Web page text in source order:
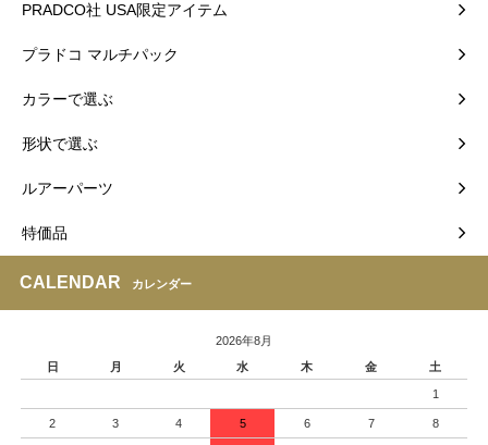
PRADCO社 USA限定アイテム
プラドコ マルチパック
カラーで選ぶ
形状で選ぶ
ルアーパーツ
特価品
CALENDAR カレンダー
2026年8月
日
月 火 水 木 金 土
1
2 3 4 5 6 7 8